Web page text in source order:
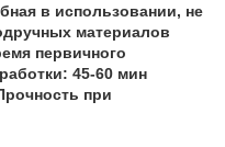
в использовании, не
материалов
первичного
45-60 мин
при